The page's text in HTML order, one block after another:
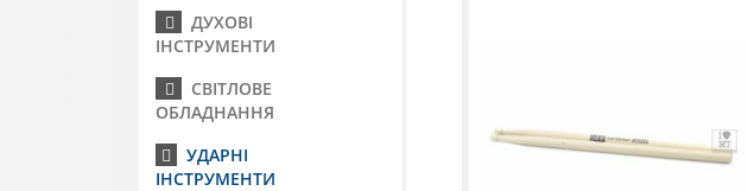
ДУХОВІ
ІНСТРУМЕНТИ
СВІТЛОВЕ
ОБЛАДНАННЯ
УДАРНІ
ІНСТРУМЕНТИ